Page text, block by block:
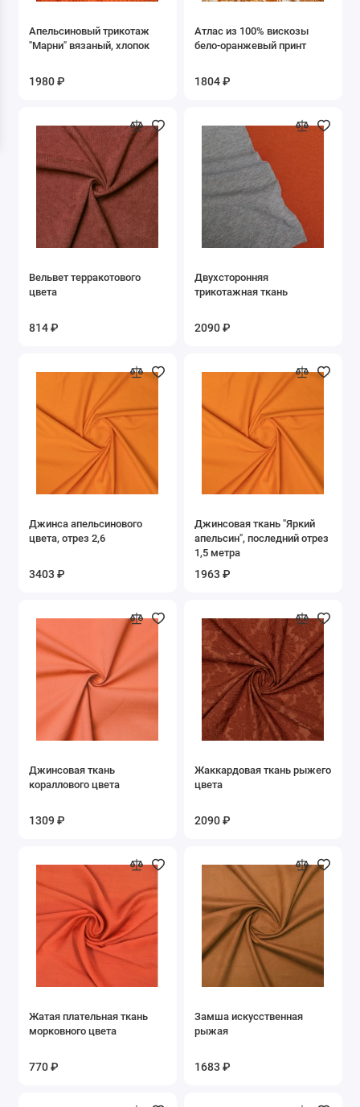
Новогодние
Сердечки
Узоры
Цветочный
Бежевый
Белый
Голубой
Горчичный
Желтый
Золото и серебро
Коралловый
Красный
Молочный
Оранжевый
Серый
Синий
Фиолетовый
Фуксия
Черный
Апельсиновый трикотаж
"Марни" вязаный, хлопок
1980 ₽
Атлас из 100% вискозы
бело-оранжевый принт
1804 ₽
Вельвет терракотового
цвета
814 ₽
Двухсторонняя
трикотажная ткань
2090 ₽
Джинса апельсинового
цвета, отрез 2,6
3403 ₽
Джинсовая ткань "Яркий
апельсин", последний отрез
1,5 метра
1963 ₽
Джинсовая ткань
кораллового цвета
1309 ₽
Жаккардовая ткань рыжего
цвета
2090 ₽
Жатая плательная ткань
морковного цвета
770 ₽
Замша искусственная
рыжая
1683 ₽